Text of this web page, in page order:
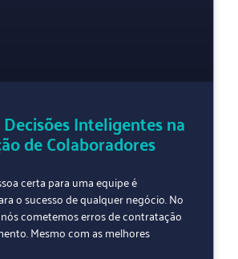
Inteligentes na
de Colaboradores
certa para uma equipe é
o sucesso de qualquer negócio. No
cometemos erros de contratação
Mesmo com as melhores